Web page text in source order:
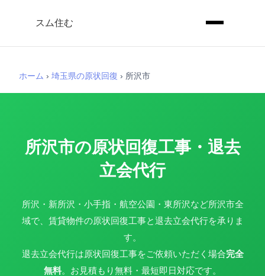
スム住む
ホーム › 埼玉県の原状回復 › 所沢市
所沢市の原状回復工事・退去
立会代行
所沢・新所沢・小手指・航空公園・東所沢など所沢市全
域で、賃貸物件の原状回復工事と退去立会代行を承りま
す。
退去立会代行は原状回復工事をご依頼いただく場合完全
無料。お見積もり無料・最短即日対応です。